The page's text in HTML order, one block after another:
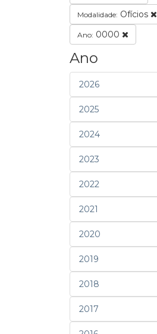
Modalidade: Ofícios
Ano: 0000
Ano
2026
2025
2024
2023
2022
2021
2020
2019
2018
2017